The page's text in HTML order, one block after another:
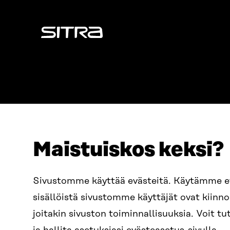
Maistuiskos keksi?
Sivustomme käyttää evästeitä. Käytämme
sisällöistä sivustomme käyttäjät ovat
joitakin sivuston toiminnallisuuksia. Voit
Sitra
ADDRESS
160,
00181 Helsinki
How to get to Sitra?
BUSINESS ID
EMAIL